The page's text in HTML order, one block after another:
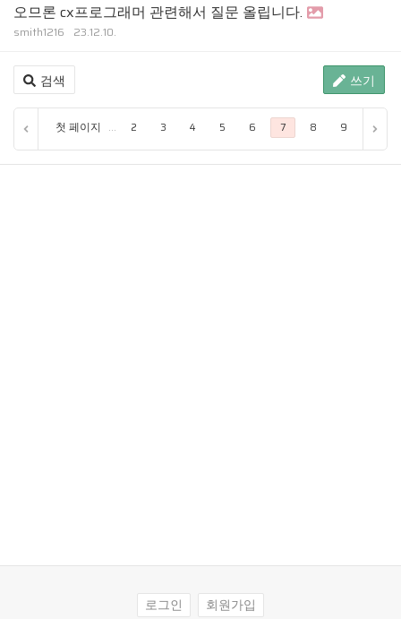
오므론 cx프로그래머 관련해서 질문 올립니다.
smith1216 23.12.10.
검색 쓰기
첫 페이지 ... 2 3 4 5 6 7 8 9 10
로그인 회원가입